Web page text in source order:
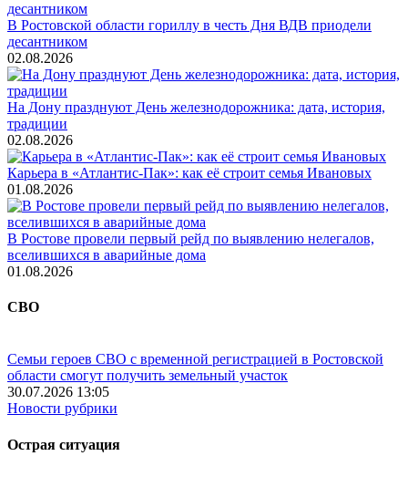
В Ростовской области гориллу в честь Дня ВДВ приодели
десантником
02.08.2026
На Дону празднуют День железнодорожника: дата, история,
традиции
02.08.2026
Карьера в «Атлантис-Пак»: как её строит семья Ивановых
01.08.2026
В Ростове провели первый рейд по выявлению нелегалов,
вселившихся в аварийные дома
01.08.2026
СВО
Семьи героев СВО с временной регистрацией в Ростовской
области смогут получить земельный участок
30.07.2026 13:05
Новости рубрики
Острая ситуация